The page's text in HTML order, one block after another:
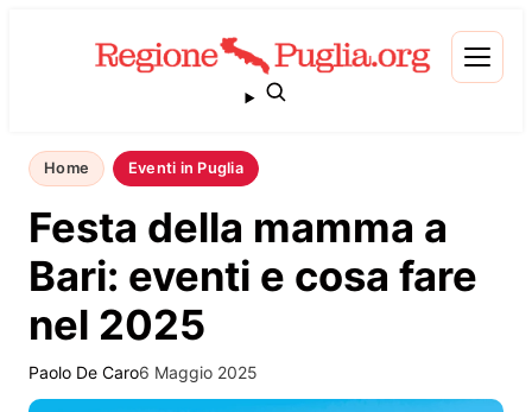
Home Eventi in Puglia
Festa della mamma a
Bari: eventi e cosa fare
nel 2025
Paolo De Caro6 Maggio 2025